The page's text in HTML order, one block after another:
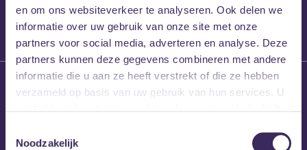
en om ons websiteverkeer te analyseren. Ook delen we
informatie over uw gebruik van onze site met onze
partners voor social media, adverteren en analyse. Deze
partners kunnen deze gegevens combineren met andere
informatie die u aan ze heeft verstrekt of die ze hebben
verzameld op basis van uw gebruik van hun services. U
Noodzakelijk
26 maart 2026
Willem’s Blog: High